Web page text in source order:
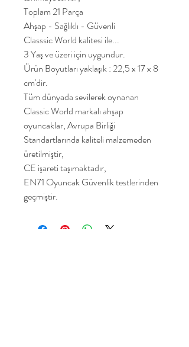
Toplam 21 Parça
Ahşap - Sağlıklı - Güvenli
Classsic World kalitesi ile...
3 Yaş ve üzeri için uygundur.
Ürün Boyutları yaklaşık : 22,5 x 17 x 8
cm'dir.
Tüm dünyada sevilerek oynanan
Classic World markalı ahşap
oyuncaklar, Avrupa Birliği
Standartlarında kaliteli malzemeden
üretilmiştir,
CE işareti taşımaktadır,
EN71 Oyuncak Güvenlik testlerinden
geçmiştir.